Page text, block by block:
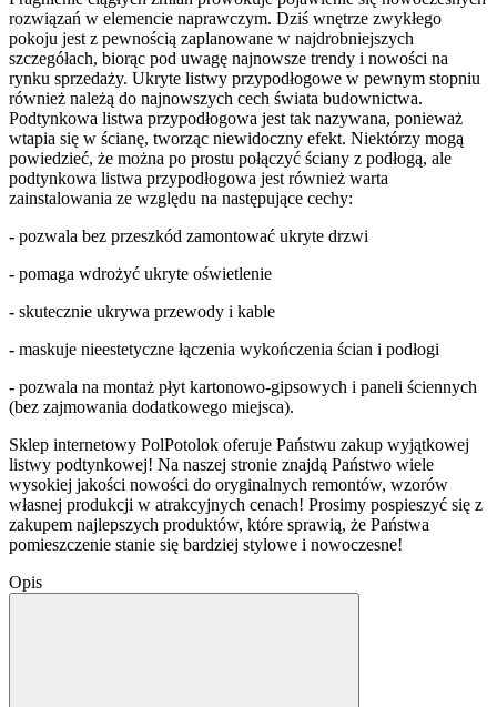
rozwiązań w elemencie naprawczym. Dziś wnętrze zwykłego
pokoju jest z pewnością zaplanowane w najdrobniejszych
szczegółach, biorąc pod uwagę najnowsze trendy i nowości na
rynku sprzedaży. Ukryte listwy przypodłogowe w pewnym stopniu
również należą do najnowszych cech świata budownictwa.
Podtynkowa listwa przypodłogowa jest tak nazywana, ponieważ
wtapia się w ścianę, tworząc niewidoczny efekt. Niektórzy mogą
powiedzieć, że można po prostu połączyć ściany z podłogą, ale
podtynkowa listwa przypodłogowa jest również warta
zainstalowania ze względu na następujące cechy:
- pozwala bez przeszkód zamontować ukryte drzwi
- pomaga wdrożyć ukryte oświetlenie
- skutecznie ukrywa przewody i kable
- maskuje nieestetyczne łączenia wykończenia ścian i podłogi
- pozwala na montaż płyt kartonowo-gipsowych i paneli ściennych
(bez zajmowania dodatkowego miejsca).
Sklep internetowy PolPotolok oferuje Państwu zakup wyjątkowej
listwy podtynkowej! Na naszej stronie znajdą Państwo wiele
wysokiej jakości nowości do oryginalnych remontów, wzorów
własnej produkcji w atrakcyjnych cenach! Prosimy pospieszyć się z
zakupem najlepszych produktów, które sprawią, że Państwa
pomieszczenie stanie się bardziej stylowe i nowoczesne!
Opis